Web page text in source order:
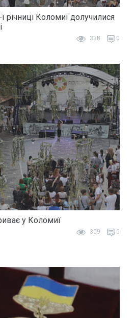
річниці Коломиї долучилися
338 0
у Коломиї
309 0